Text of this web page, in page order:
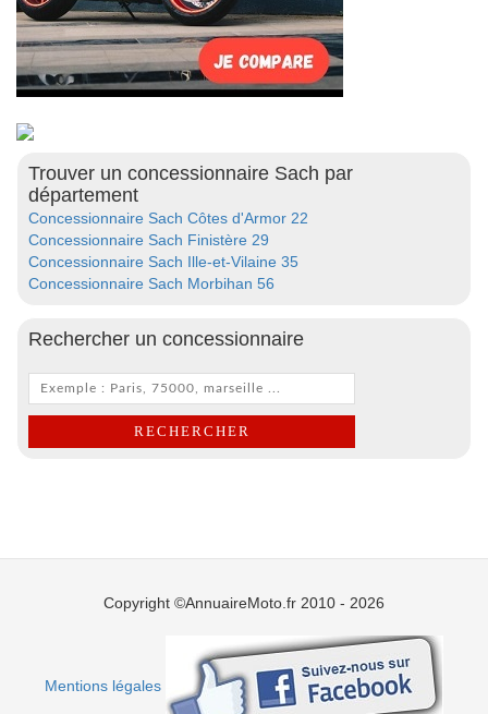
Trouver un concessionnaire Sach par
département
Concessionnaire Sach Côtes d'Armor 22
Concessionnaire Sach Finistère 29
Concessionnaire Sach Ille-et-Vilaine 35
Concessionnaire Sach Morbihan 56
Rechercher un concessionnaire
Copyright ©AnnuaireMoto.fr 2010 - 2026
Mentions légales